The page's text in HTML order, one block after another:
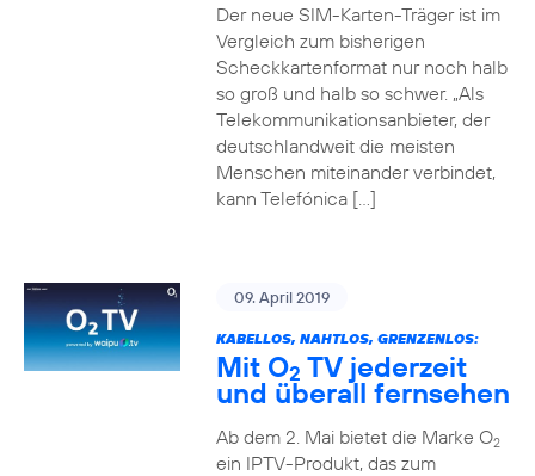
Der neue SIM-Karten-Träger ist im
Vergleich zum bisherigen
Scheckkartenformat nur noch halb
so groß und halb so schwer. „Als
Telekommunikationsanbieter, der
deutschlandweit die meisten
Menschen miteinander verbindet,
kann Telefónica […]
09. April 2019
KABELLOS, NAHTLOS, GRENZENLOS:
Mit O2 TV jederzeit
und überall fernsehen
Ab dem 2. Mai bietet die Marke O2
ein IPTV-Produkt, das zum